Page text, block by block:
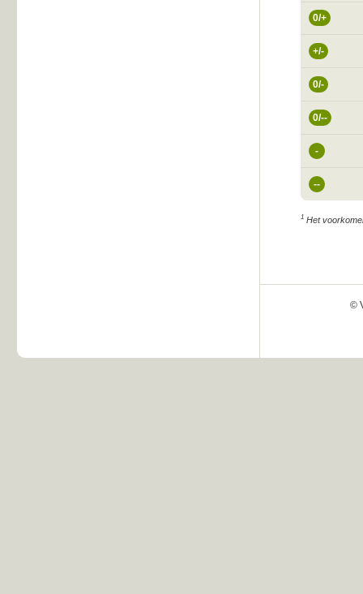
0/+
+/-
0/-
0/--
-
--
1 Het
©